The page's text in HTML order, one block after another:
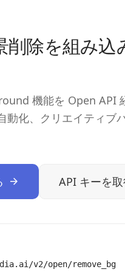
削除を組み込
機能を Open API
動化、クリエイティブ
API キーを
v2/open/remove_bg